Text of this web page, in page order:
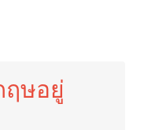
ฤษอยู่